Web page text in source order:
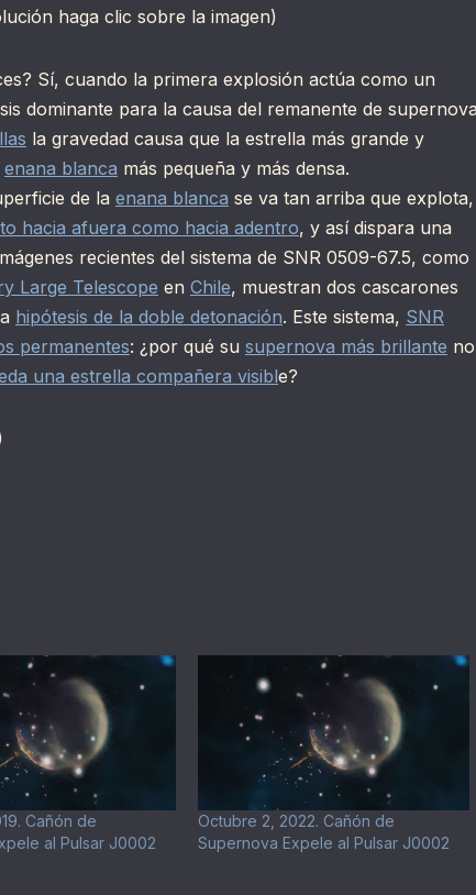
haga clic sobre la imagen)
Sí, cuando la primera explosión actúa como un
dominante para la causa del remanente de supernova
la gravedad causa que la estrella más grande y
enana blanca más pequeña y más densa.
de la enana blanca se va tan arriba que explota,
hacia afuera como hacia adentro, y así dispara una
recientes del sistema de SNR 0509-67.5, como
Large Telescope en Chile, muestran dos cascarones
hipótesis de la doble detonación. Este sistema, SNR
permanentes: ¿por qué su supernova más brillante no
una estrella compañera visible?
Cañón de
al Pulsar J0002
Octubre 2, 2022. Cañón de
Supernova Expele al Pulsar J0002